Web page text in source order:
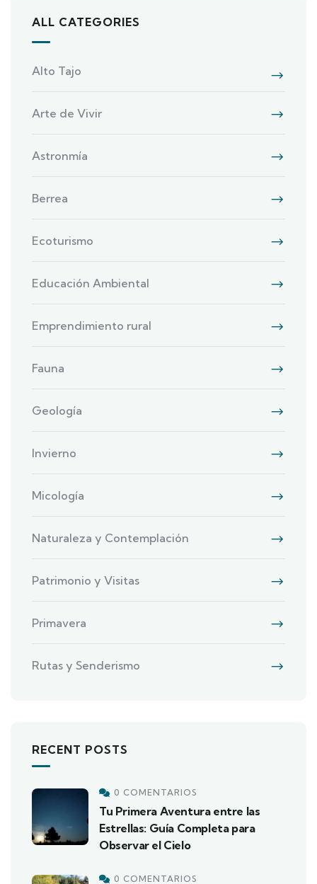
ALL CATEGORIES
Alto Tajo
Arte de Vivir
Astronmía
Berrea
Ecoturismo
Educación Ambiental
Emprendimiento rural
Fauna
Geología
Invierno
Micología
Naturaleza y Contemplación
Patrimonio y Visitas
Primavera
Rutas y Senderismo
RECENT POSTS
0 COMENTARIOS
Tu Primera Aventura entre las
Estrellas: Guía Completa para
Observar el Cielo
0 COMENTARIOS